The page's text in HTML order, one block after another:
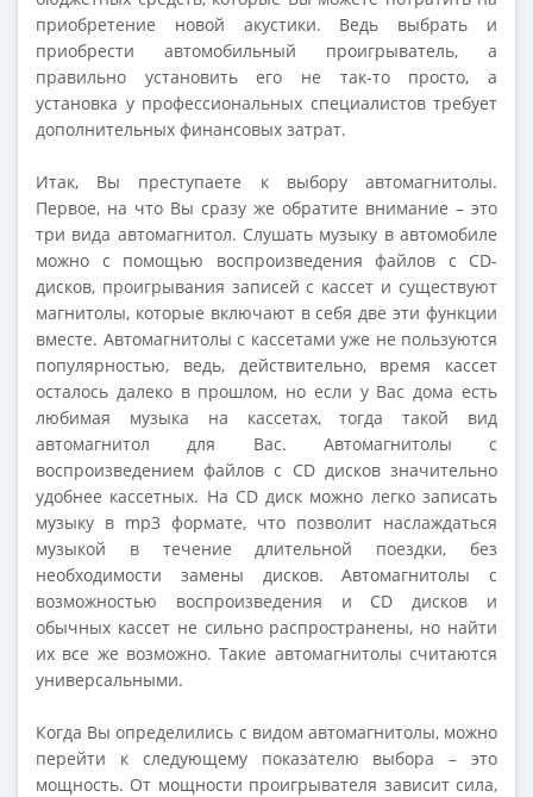
приобретение новой акустики. Ведь выбрать и
приобрести автомобильный проигрыватель, а
правильно установить его не так-то просто, а
установка у профессиональных специалистов требует
дополнительных финансовых затрат.
Итак, Вы преступаете к выбору автомагнитолы.
Первое, на что Вы сразу же обратите внимание – это
три вида автомагнитол. Слушать музыку в автомобиле
можно с помощью воспроизведения файлов с CD-
дисков, проигрывания записей с кассет и существуют
магнитолы, которые включают в себя две эти функции
вместе. Автомагнитолы с кассетами уже не пользуются
популярностью, ведь, действительно, время кассет
осталось далеко в прошлом, но если у Вас дома есть
любимая музыка на кассетах, тогда такой вид
автомагнитол для Вас. Автомагнитолы с
воспроизведением файлов с CD дисков значительно
удобнее кассетных. На CD диск можно легко записать
музыку в mp3 формате, что позволит наслаждаться
музыкой в течение длительной поездки, без
необходимости замены дисков. Автомагнитолы с
возможностью воспроизведения и СD дисков и
обычных кассет не сильно распространены, но найти
их все же возможно. Такие автомагнитолы считаются
универсальными.
Когда Вы определились с видом автомагнитолы, можно
перейти к следующему показателю выбора – это
мощность. От мощности проигрывателя зависит сила,